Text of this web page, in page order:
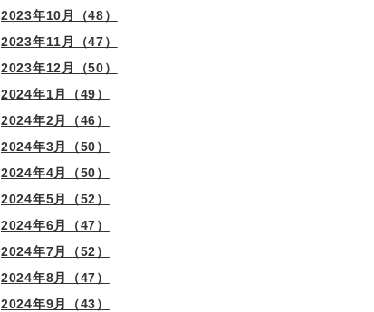
2023年10月（48）
2023年11月（47）
2023年12月（50）
2024年1月（49）
2024年2月（46）
2024年3月（50）
2024年4月（50）
2024年5月（52）
2024年6月（47）
2024年7月（52）
2024年8月（47）
2024年9月（43）